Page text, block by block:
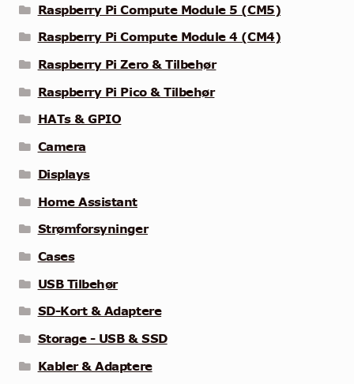
Raspberry Pi Compute Module 5 (CM5)
Raspberry Pi Compute Module 4 (CM4)
Raspberry Pi Zero & Tilbehør
Raspberry Pi Pico & Tilbehør
HATs & GPIO
Camera
Displays
Home Assistant
Strømforsyninger
Cases
USB Tilbehør
SD-Kort & Adaptere
Storage - USB & SSD
Kabler & Adaptere